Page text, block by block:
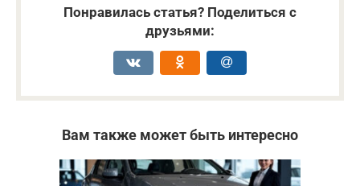
Понравилась статья? Поделиться с
друзьями:
Вам также может быть интересно